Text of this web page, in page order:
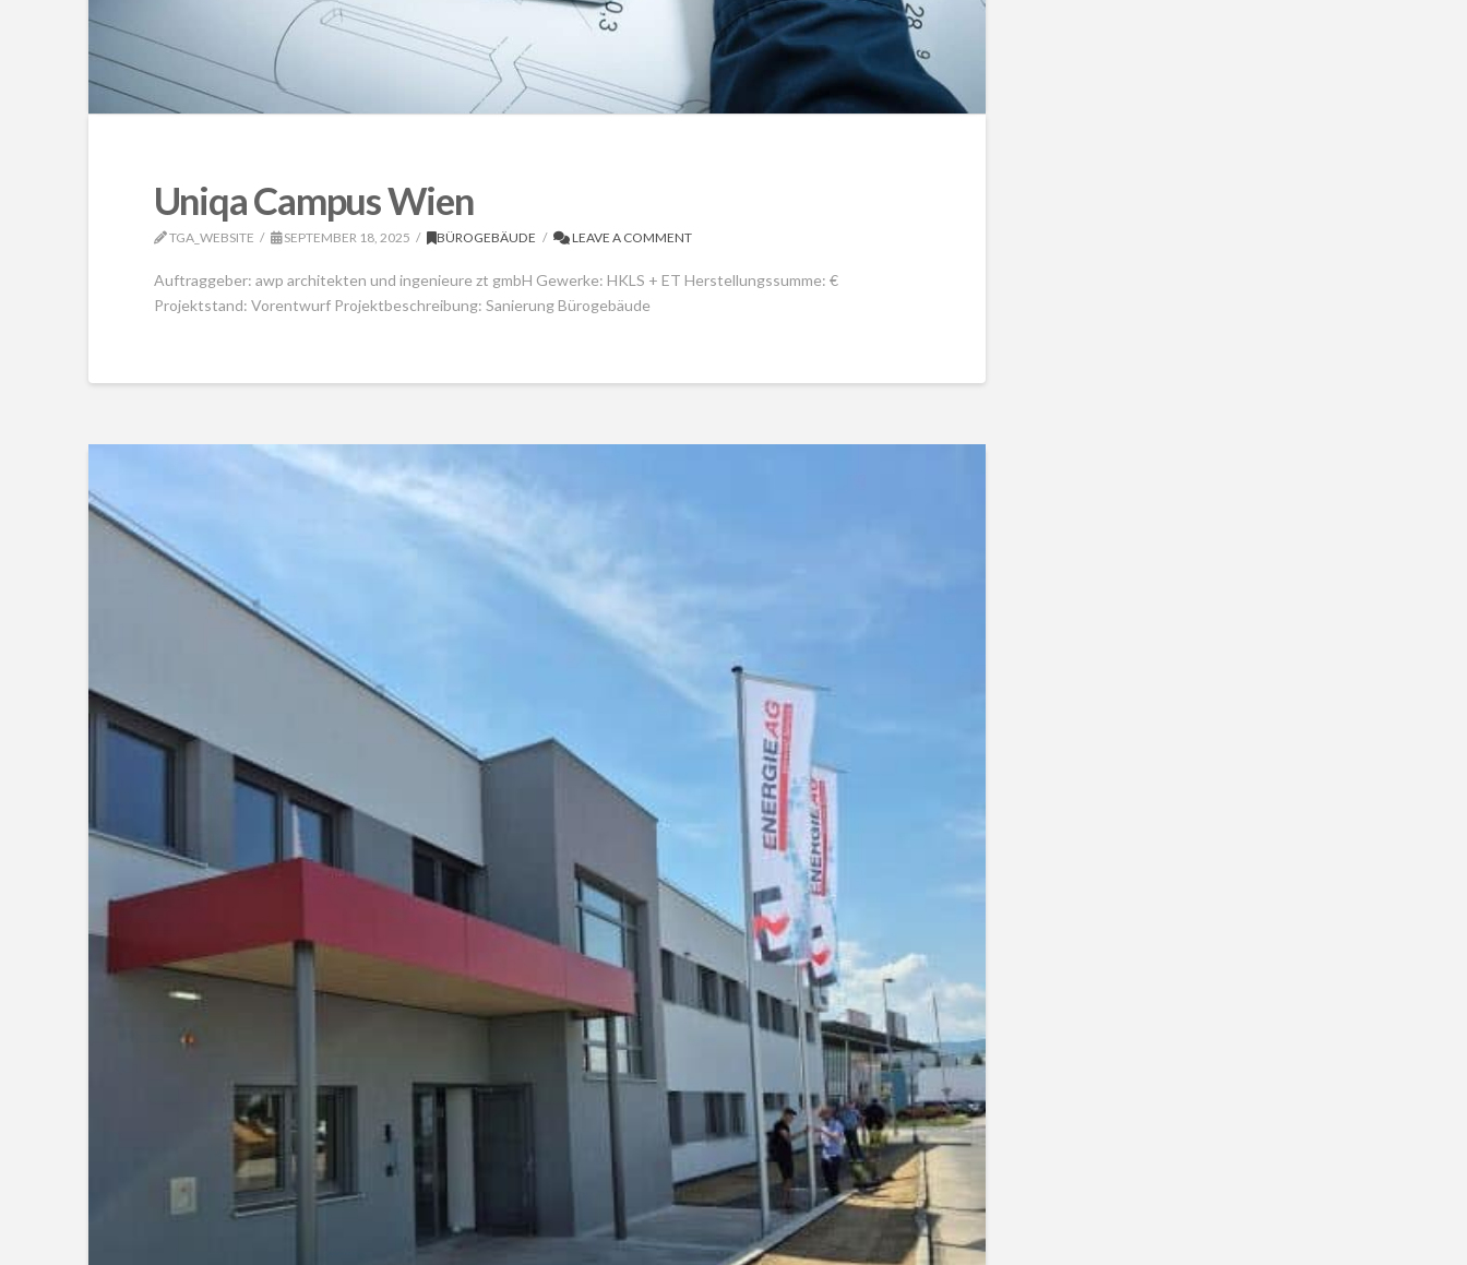
Uniqa Campus Wien
TGA_WEBSITE SEPTEMBER 18, 2025 BÜROGEBÄUDE LEAVE A COMMENT
Auftraggeber: awp architekten und ingenieure zt gmbH Gewerke: HKLS + ET Herstellungssumme: €
Projektstand: Vorentwurf Projektbeschreibung: Sanierung Bürogebäude